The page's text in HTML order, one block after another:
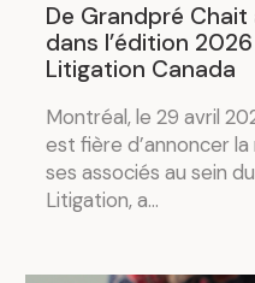
De Grandpré
dans l’édition
Litigation Canada
Montréal, le 29 avril
est fière d’annoncer
ses associés au sein
Litigation, a...